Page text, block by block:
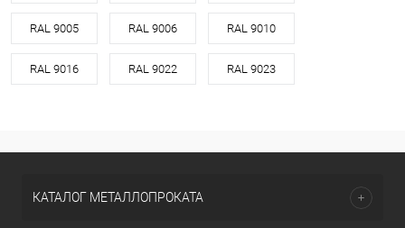
RAL 9005 RAL 9006 RAL 9010
RAL 9016 RAL 9022 RAL 9023
КАТАЛОГ МЕТАЛЛОПРОКАТА